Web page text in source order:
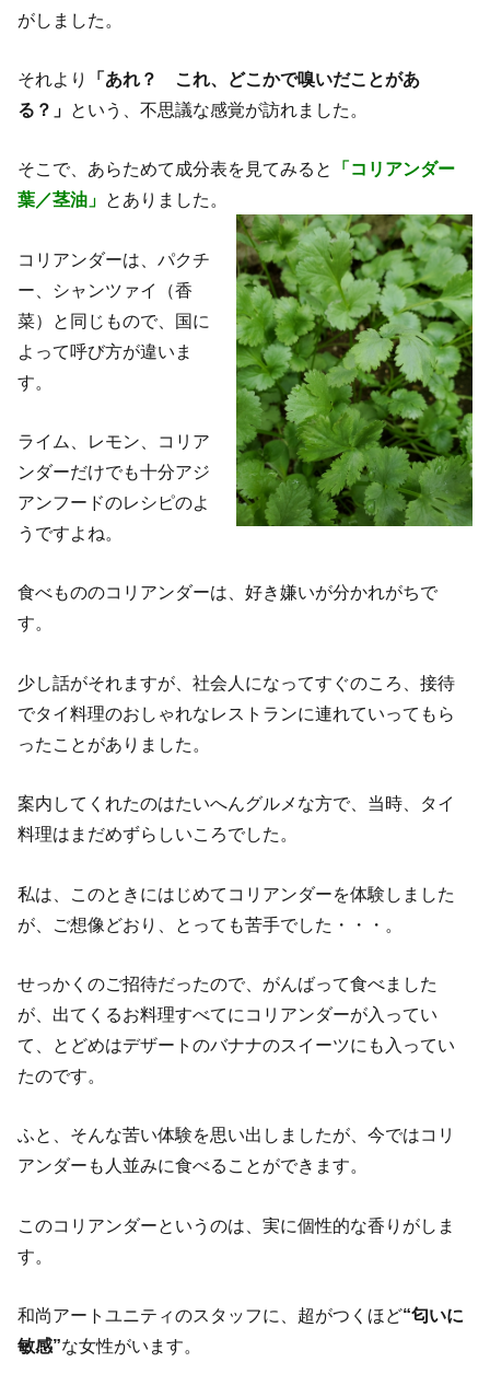
がしました。
それより
「あれ？ これ、どこかで嗅いだことがあ
る？」 という、不思議な感覚が訪れました。
そこで、あらためて成分表を見てみると
「コリアンダー
葉／茎油」 とありました。
コリアンダーは、パクチ
ー、シャンツァイ（香
菜）と同じもので、国に
よって呼び方が違いま
す。
ライム、レモン、コリア
ンダーだけでも十分アジ
アンフードのレシピのよ
うですよね。
食べもののコリアンダーは、好き嫌いが分かれがちで
す。
少し話がそれますが、社会人になってすぐのころ、接待
でタイ料理のおしゃれなレストランに連れていってもら
ったことがありました。
案内してくれたのはたいへんグルメな方で、当時、タイ
料理はまだめずらしいころでした。
私は、このときにはじめてコリアンダーを体験しました
が、ご想像どおり、とっても苦手でした・・・。
せっかくのご招待だったので、がんばって食べました
が、出てくるお料理すべてにコリアンダーが入ってい
て、とどめはデザートのバナナのスイーツにも入ってい
たのです。
ふと、そんな苦い体験を思い出しましたが、今ではコリ
アンダーも人並みに食べることができます。
このコリアンダーというのは、実に個性的な香りがしま
す。
和尚アートユニティのスタッフに、超がつくほど“匂いに
敏感”な女性がいます。